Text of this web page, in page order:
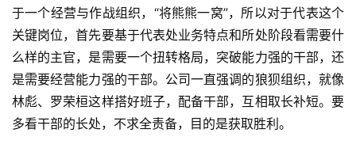
于一个经营与作战组织，“将熊熊一窝”，所以对于代表这个
关键岗位，首先要基于代表处业务特点和所处阶段看需要什
么样的主官，是需要一个扭转格局，突破能力强的干部，还
是需要经营能力强的干部。公司一直强调的狼狈组织，就像
林彪、罗荣桓这样搭好班子，配备干部，互相取长补短。要
多看干部的长处，不求全责备，目的是获取胜利。